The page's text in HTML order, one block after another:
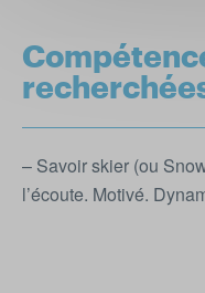
– Savoir skier (ou
l’écoute. Motivé.